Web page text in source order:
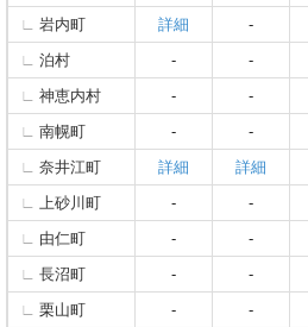
岩内町
詳細 -
泊村
- -
神恵内村
- -
南幌町
- -
奈井江町
詳細 詳細
上砂川町
- -
由仁町
- -
長沼町
- -
栗山町
- -